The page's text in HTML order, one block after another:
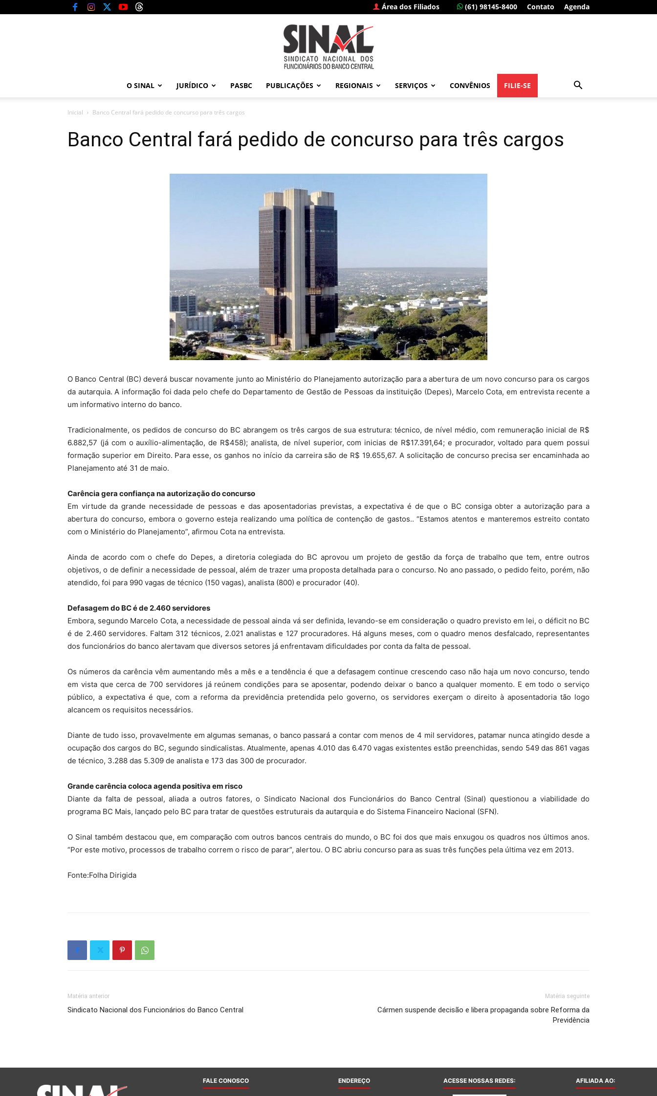
Área dos Filiados (61) 98145-8400 Contato Agenda
Sindicato
Nacional
dos
O SINAL JURÍDICO PASBC PUBLICAÇÕES REGIONAIS SERVIÇOS CONVÊNIOS FILIE-SE
Inicial Banco Central fará pedido de concurso para três cargos
Banco Central fará pedido de concurso para três cargos
O Banco Central (BC) deverá buscar novamente junto ao Ministério do Planejamento autorização para a abertura de um novo concurso para os cargos
da autarquia. A informação foi dada pelo chefe do Departamento de Gestão de Pessoas da instituição (Depes), Marcelo Cota, em entrevista recente a
um informativo interno do banco.
Tradicionalmente, os pedidos de concurso do BC abrangem os três cargos de sua estrutura: técnico, de nível médio, com remuneração inicial de R$
6.882,57 (já com o auxílio-alimentação, de R$458); analista, de nível superior, com inicias de R$17.391,64; e procurador, voltado para quem possui
formação superior em Direito. Para esse, os ganhos no início da carreira são de R$ 19.655,67. A solicitação de concurso precisa ser encaminhada ao
Planejamento até 31 de maio.
Carência gera confiança na autorização do concurso
Em virtude da grande necessidade de pessoas e das aposentadorias previstas, a expectativa é de que o BC consiga obter a autorização para a
abertura do concurso, embora o governo esteja realizando uma política de contenção de gastos.. “Estamos atentos e manteremos estreito contato
com o Ministério do Planejamento”, afirmou Cota na entrevista.
Ainda de acordo com o chefe do Depes, a diretoria colegiada do BC aprovou um projeto de gestão da força de trabalho que tem, entre outros
objetivos, o de definir a necessidade de pessoal, além de trazer uma proposta detalhada para o concurso. No ano passado, o pedido feito, porém, não
atendido, foi para 990 vagas de técnico (150 vagas), analista (800) e procurador (40).
Defasagem do BC é de 2.460 servidores
Embora, segundo Marcelo Cota, a necessidade de pessoal ainda vá ser definida, levando-se em consideração o quadro previsto em lei, o déficit no BC
é de 2.460 servidores. Faltam 312 técnicos, 2.021 analistas e 127 procuradores. Há alguns meses, com o quadro menos desfalcado, representantes
dos funcionários do banco alertavam que diversos setores já enfrentavam dificuldades por conta da falta de pessoal.
Os números da carência vêm aumentando mês a mês e a tendência é que a defasagem continue crescendo caso não haja um novo concurso, tendo
em vista que cerca de 700 servidores já reúnem condições para se aposentar, podendo deixar o banco a qualquer momento. E em todo o serviço
público, a expectativa é que, com a reforma da previdência pretendida pelo governo, os servidores exerçam o direito à aposentadoria tão logo
alcancem os requisitos necessários.
Diante de tudo isso, provavelmente em algumas semanas, o banco passará a contar com menos de 4 mil servidores, patamar nunca atingido desde a
ocupação dos cargos do BC, segundo sindicalistas. Atualmente, apenas 4.010 das 6.470 vagas existentes estão preenchidas, sendo 549 das 861 vagas
de técnico, 3.288 das 5.309 de analista e 173 das 300 de procurador.
Grande carência coloca agenda positiva em risco
Diante da falta de pessoal, aliada a outros fatores, o Sindicato Nacional dos Funcionários do Banco Central (Sinal) questionou a viabilidade do
programa BC Mais, lançado pelo BC para tratar de questões estruturais da autarquia e do Sistema Financeiro Nacional (SFN).
O Sinal também destacou que, em comparação com outros bancos centrais do mundo, o BC foi dos que mais enxugou os quadros nos últimos anos.
“Por este motivo, processos de trabalho correm o risco de parar”, alertou. O BC abriu concurso para as suas três funções pela última vez em 2013.
Fonte:Folha Dirigida
Matéria anterior
Sindicato Nacional dos Funcionários do Banco Central
Matéria seguinte
Cármen suspende decisão e libera propaganda sobre Reforma da
Previdência
FALE CONOSCO ENDEREÇO ACESSE NOSSAS REDES: AFILIADA AO: